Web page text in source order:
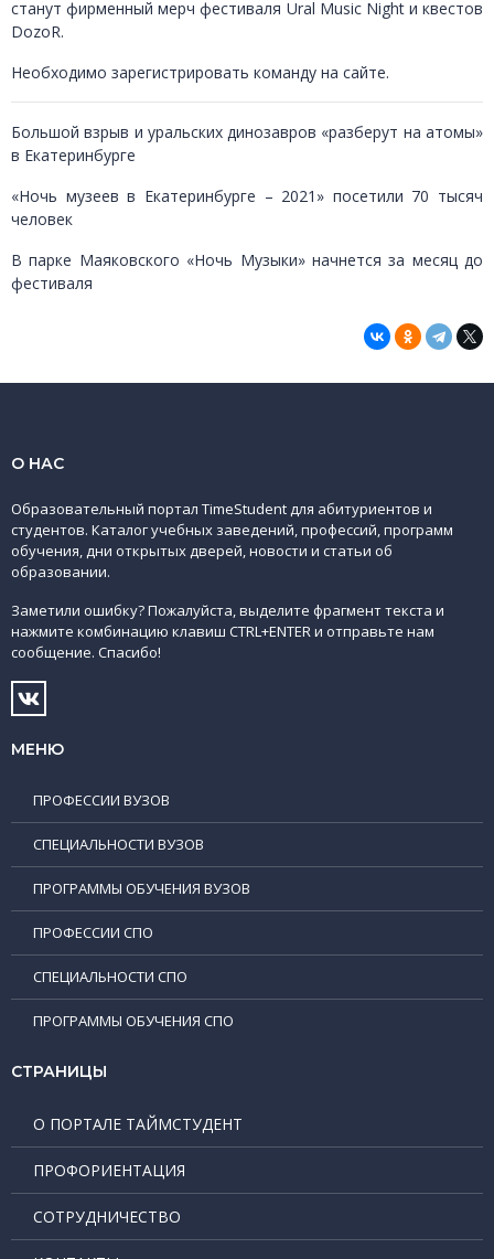
станут фирменный мерч фестиваля Ural Music Night и квестов
DozoR.
Необходимо зарегистрировать команду на сайте.
Большой взрыв и уральских динозавров «разберут на атомы»
в Екатеринбурге
«Ночь музеев в Екатеринбурге – 2021» посетили 70 тысяч
человек
В парке Маяковского «Ночь Музыки» начнется за месяц до
фестиваля
О НАС
Образовательный портал TimeStudent для абитуриентов и
студентов. Каталог учебных заведений, профессий, программ
обучения, дни открытых дверей, новости и статьи об
образовании.
Заметили ошибку? Пожалуйста, выделите фрагмент текста и
нажмите комбинацию клавиш CTRL+ENTER и отправьте нам
сообщение. Спасибо!
МЕНЮ
ПРОФЕССИИ ВУЗОВ
СПЕЦИАЛЬНОСТИ ВУЗОВ
ПРОГРАММЫ ОБУЧЕНИЯ ВУЗОВ
ПРОФЕССИИ СПО
СПЕЦИАЛЬНОСТИ СПО
ПРОГРАММЫ ОБУЧЕНИЯ СПО
СТРАНИЦЫ
О ПОРТАЛЕ ТАЙМСТУДЕНТ
ПРОФОРИЕНТАЦИЯ
СОТРУДНИЧЕСТВО